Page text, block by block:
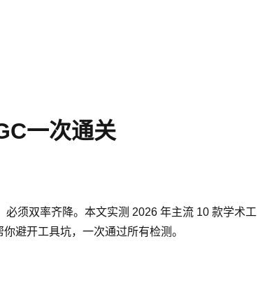
一次通关
须双率齐降。本文实测 2026 年主流 10 款学术工
避开工具坑，一次通过所有检测。